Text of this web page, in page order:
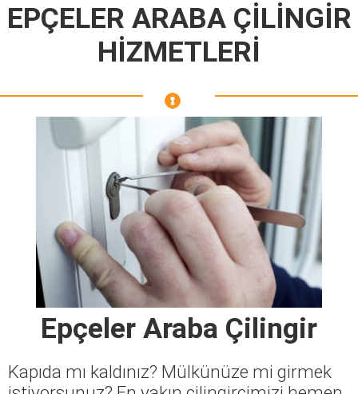
EPÇELER ARABA ÇİLİNGİR
HİZMETLERİ
Epçeler Araba Çilingir
Kapıda mı kaldınız? Mülkünüze mi girmek